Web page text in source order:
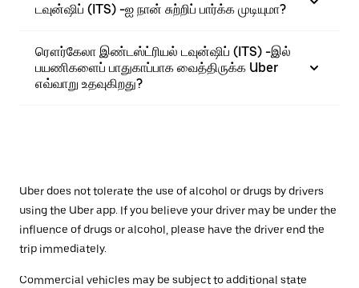
டவுன்ஷிப் (ITS) -ஐ நான் சுற்றிப் பார்க்க முடியுமா?
ரௌர்கேலா இண்டஸ்ட்ரியல் டவுன்ஷிப் (ITS) -இல்
பயணிகளைப் பாதுகாப்பாக வைத்திருக்க Uber
எவ்வாறு உதவுகிறது?
Uber does not tolerate the use of alcohol or drugs by drivers
using the Uber app. If you believe your driver may be under the
influence of drugs or alcohol, please have the driver end the
trip immediately.
Commercial vehicles may be subject to additional state